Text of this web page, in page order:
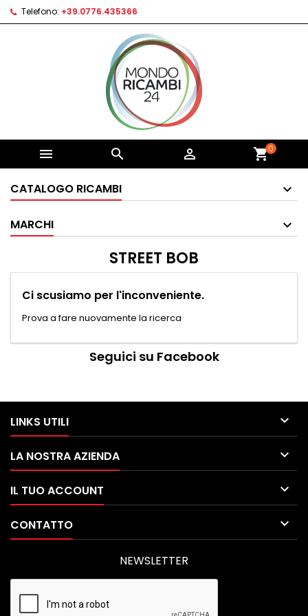
Telefono: +39.0776.435366
   shopping_cart0
CATALOGO RICAMBI
MARCHI
STREET BOB
Ci scusiamo per l'inconveniente.
Prova a fare nuovamente la ricerca
Seguici su Facebook
LINKS UTILI 
LA NOSTRA AZIENDA 
IL TUO ACCOUNT 
CONTATTO 
NEWSLETTER